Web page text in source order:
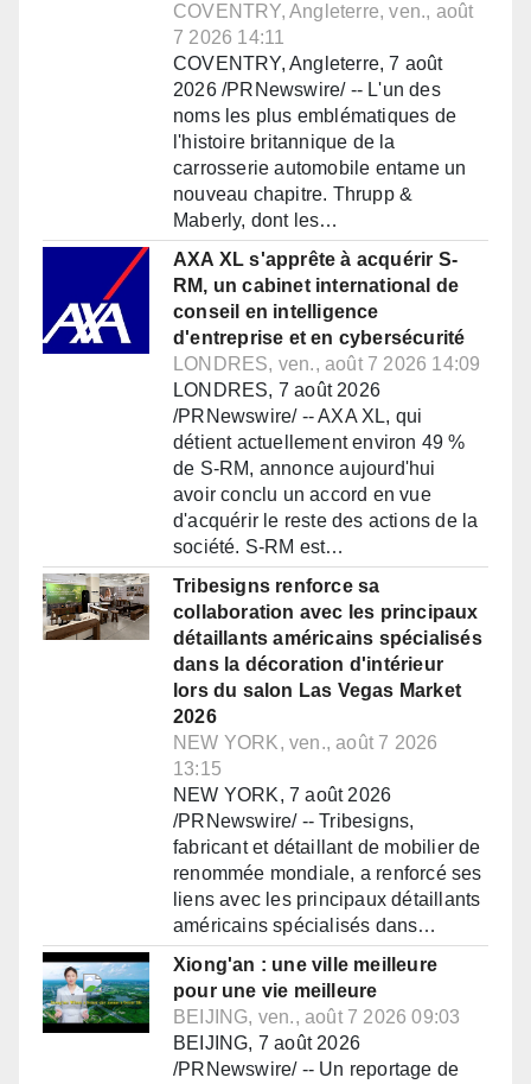
COVENTRY, Angleterre, ven., août
7 2026 14:11
COVENTRY, Angleterre, 7 août
2026 /PRNewswire/ -- L'un des
noms les plus emblématiques de
l'histoire britannique de la
carrosserie automobile entame un
nouveau chapitre. Thrupp &
Maberly, dont les…
AXA XL s'apprête à acquérir S-
RM, un cabinet international de
conseil en intelligence
d'entreprise et en cybersécurité
LONDRES, ven., août 7 2026 14:09
LONDRES, 7 août 2026
/PRNewswire/ -- AXA XL, qui
détient actuellement environ 49 %
de S-RM, annonce aujourd'hui
avoir conclu un accord en vue
d'acquérir le reste des actions de la
société. S-RM est…
Tribesigns renforce sa
collaboration avec les principaux
détaillants américains spécialisés
dans la décoration d'intérieur
lors du salon Las Vegas Market
2026
NEW YORK, ven., août 7 2026
13:15
NEW YORK, 7 août 2026
/PRNewswire/ -- Tribesigns,
fabricant et détaillant de mobilier de
renommée mondiale, a renforcé ses
liens avec les principaux détaillants
américains spécialisés dans…
Xiong'an : une ville meilleure
pour une vie meilleure
BEIJING, ven., août 7 2026 09:03
BEIJING, 7 août 2026
/PRNewswire/ -- Un reportage de